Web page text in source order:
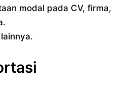
modal pada CV, firma,